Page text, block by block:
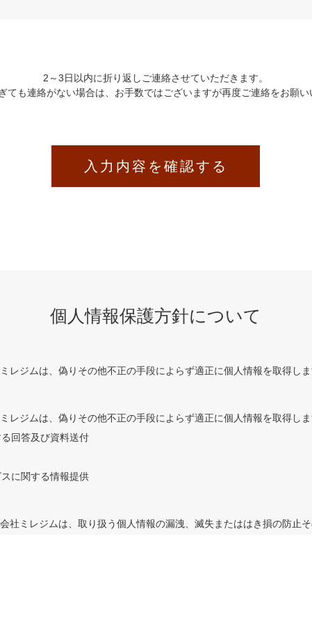
2～3日以内に折り返しご連絡させていただきます。
ても連絡がない場合は、お手数ではございますが再度ご連絡をお願い
入力内容を確認する
個人情報保護方針について
レジムは、偽りその他不正の手段によらず適正に個人情報を取得しま
レジムは、偽りその他不正の手段によらず適正に個人情報を取得しま
回答及び資料送付
に関する情報提供
社ミレジムは、取り扱う個人情報の漏洩、滅失またははき損の防止